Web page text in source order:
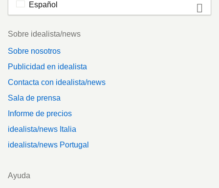
Español
Footer
Sobre idealista/news
Sobre nosotros
Publicidad en idealista
Contacta con idealista/news
Sala de prensa
Informe de precios
idealista/news Italia
idealista/news Portugal
Ayuda